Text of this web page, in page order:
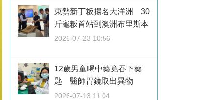
東勢新丁粄揚名大洋洲 30
斤龜粄首站到澳洲布里斯本
2026-07-23 10:56
12歲男童喝中藥竟吞下藥
匙 醫師胃鏡取出異物
2026-07-13 11:04